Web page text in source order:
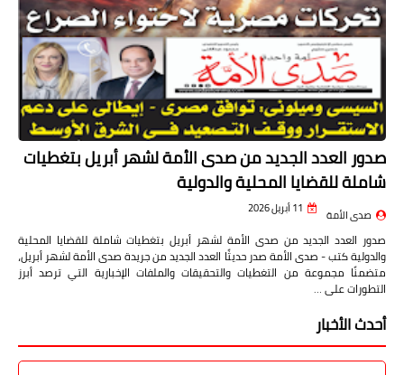
صدور العدد الجديد من صدى الأمة لشهر أبريل بتغطيات
شاملة للقضايا المحلية والدولية
صدى الأمة 11 أبريل 2026
صدور العدد الجديد من صدى الأمة لشهر أبريل بتغطيات شاملة للقضايا المحلية
والدولية كتب - صدى الأمة صدر حديثًا العدد الجديد من جريدة صدى الأمة لشهر أبريل،
متضمنًا مجموعة من التغطيات والتحقيقات والملفات الإخبارية التي ترصد أبرز
التطورات على …
أحدث الأخبار